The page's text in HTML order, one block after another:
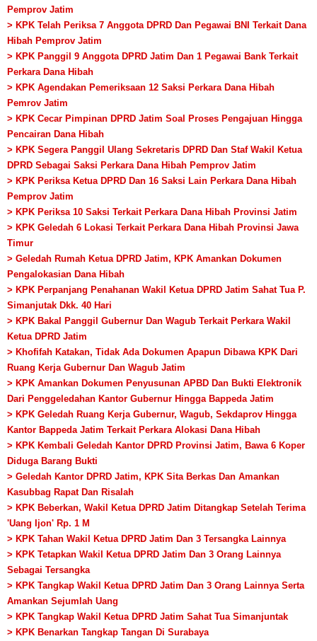
Pemprov Jatim
> KPK Telah Periksa 7 Anggota DPRD Dan Pegawai BNI Terkait Dana
Hibah Pemprov Jatim
> KPK Panggil 9 Anggota DPRD Jatim Dan 1 Pegawai Bank Terkait
Perkara Dana Hibah
> KPK Agendakan Pemeriksaan 12 Saksi Perkara Dana Hibah
Pemrov Jatim
> KPK Cecar Pimpinan DPRD Jatim Soal Proses Pengajuan Hingga
Pencairan Dana Hibah
> KPK Segera Panggil Ulang Sekretaris DPRD Dan Staf Wakil Ketua
DPRD Sebagai Saksi Perkara Dana Hibah Pemprov Jatim
> KPK Periksa Ketua DPRD Dan 16 Saksi Lain Perkara Dana Hibah
Pemprov Jatim
> KPK Periksa 10 Saksi Terkait Perkara Dana Hibah Provinsi Jatim
> KPK Geledah 6 Lokasi Terkait Perkara Dana Hibah Provinsi Jawa
Timur
> Geledah Rumah Ketua DPRD Jatim, KPK Amankan Dokumen
Pengalokasian Dana Hibah
> KPK Perpanjang Penahanan Wakil Ketua DPRD Jatim Sahat Tua P.
Simanjutak Dkk. 40 Hari
> KPK Bakal Panggil Gubernur Dan Wagub Terkait Perkara Wakil
Ketua DPRD Jatim
> Khofifah Katakan, Tidak Ada Dokumen Apapun Dibawa KPK Dari
Ruang Kerja Gubernur Dan Wagub Jatim
> KPK Amankan Dokumen Penyusunan APBD Dan Bukti Elektronik
Dari Penggeledahan Kantor Gubernur Hingga Bappeda Jatim
> KPK Geledah Ruang Kerja Gubernur, Wagub, Sekdaprov Hingga
Kantor Bappeda Jatim Terkait Perkara Alokasi Dana Hibah
> KPK Kembali Geledah Kantor DPRD Provinsi Jatim, Bawa 6 Koper
Diduga Barang Bukti
> Geledah Kantor DPRD Jatim, KPK Sita Berkas Dan Amankan
Kasubbag Rapat Dan Risalah
> KPK Beberkan, Wakil Ketua DPRD Jatim Ditangkap Setelah Terima
'Uang Ijon' Rp. 1 M
> KPK Tahan Wakil Ketua DPRD Jatim Dan 3 Tersangka Lainnya
> KPK Tetapkan Wakil Ketua DPRD Jatim Dan 3 Orang Lainnya
Sebagai Tersangka
> KPK Tangkap Wakil Ketua DPRD Jatim Dan 3 Orang Lainnya Serta
Amankan Sejumlah Uang
> KPK Tangkap Wakil Ketua DPRD Jatim Sahat Tua Simanjuntak
> KPK Benarkan Tangkap Tangan Di Surabaya